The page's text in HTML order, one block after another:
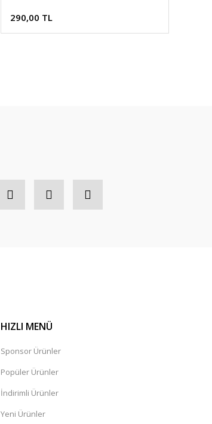
290,00 TL
HIZLI MENÜ
Sponsor Ürünler
Popüler Ürünler
İndirimli Ürünler
Yeni Ürünler